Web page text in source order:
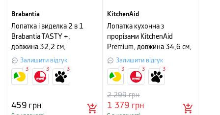
Brabantia
Лопатка і виделка 2 в 1
Brabantia TASTY +,
довжина 32,2 см,
гранатовий
Залишити відгук
459грн
3 3 3
KitchenAid
Лопатка кухонна з
прорізами KitchenAid
Premium, довжина 34,6 см,
сріблястий
Залишити відгук
1 379 грн
2 299грн
3 3 3